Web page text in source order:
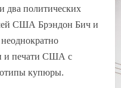
два политических
США Брэндон Бич и
и печати США с
купюры.